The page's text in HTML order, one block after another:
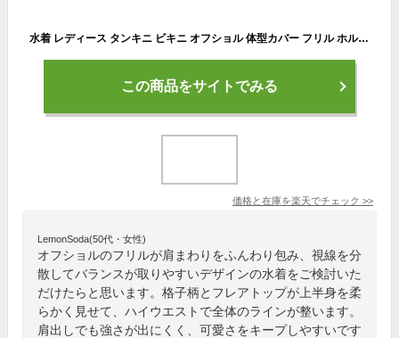
水着 レディース タンキニ ビキニ オフショル 体型カバー フリル ホルターネック オフショルビキニ 格子柄 スイムウェア|ベアトップ フレア キャミ ワイヤー入り オフショルダー フレアビキニ ハイウエスト 肩フリル 肩出し 白 チェック柄 フレアトップ 可愛い 大人 かわいい
この商品をサイトでみる
価格と在庫を楽天でチェック >>
LemonSoda(50代・女性)
オフショルのフリルが肩まわりをふんわり包み、視線を分
散してバランスが取りやすいデザインの水着をご検討いた
だけたらと思います。格子柄とフレアトップが上半身を柔
らかく見せて、ハイウエストで全体のラインが整います。
肩出しでも強さが出にくく、可愛さをキープしやすいです